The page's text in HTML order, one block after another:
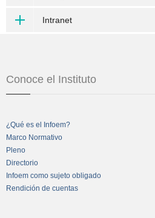
Intranet
Conoce el Instituto
¿Qué es el Infoem?
Marco Normativo
Pleno
Directorio
Infoem como sujeto obligado
Rendición de cuentas